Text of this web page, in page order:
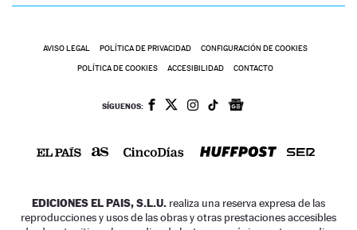
AVISO LEGAL POLÍTICA DE PRIVACIDAD CONFIGURACIÓN DE COOKIES
POLÍTICA DE COOKIES ACCESIBILIDAD CONTACTO
SÍGUENOS:
EDICIONES EL PAIS, S.L.U. realiza una reserva expresa de las
reproducciones y usos de las obras y otras prestaciones accesibles